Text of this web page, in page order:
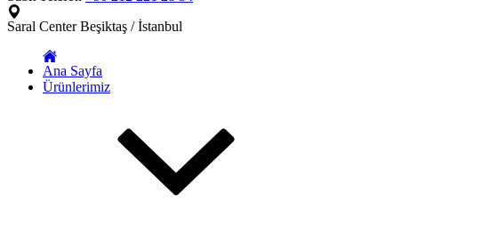
Saral CenterBeşiktaş / İstanbul
Ana Sayfa
Ürünlerimiz